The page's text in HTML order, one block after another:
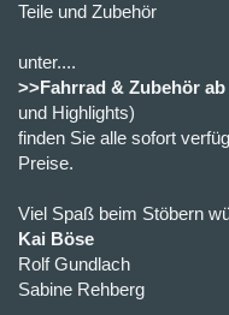
Teile und Zubehör
unter....
>>Fahrrad & Zubehör
und Highlights)
finden Sie alle sofort
Preise.
Viel Spaß beim Stöbern
Kai Böse
Rolf Gundlach
Sabine Rehberg